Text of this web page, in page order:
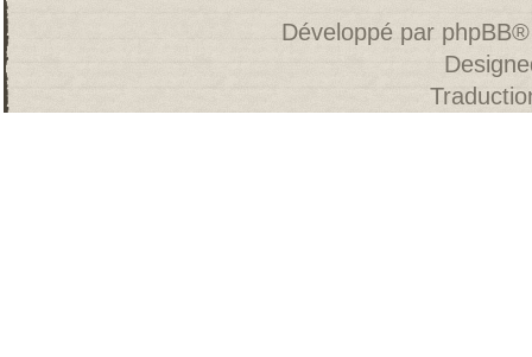
Développé par phpBB®